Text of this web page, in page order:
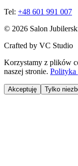
Tel: +48 601 991 007
© 2026 Salon
Crafted by VC Studio
Korzystamy z plików
naszej stronie. Polityka
Akceptuję Tylko